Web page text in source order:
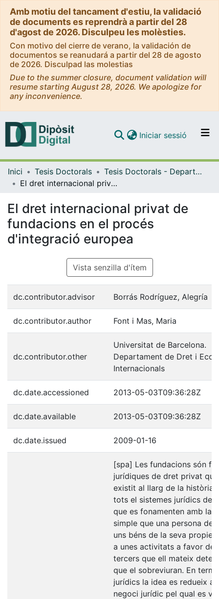
Amb motiu del tancament d'estiu, la validació
de documents es reprendrà a partir del 28
d'agost de 2026. Disculpeu les molèsties.
Con motivo del cierre de verano, la validación de
documentos se reanudará a partir del 28 de agosto
de 2026. Disculpad las molestias
Due to the summer closure, document validation will
resume starting August 28, 2026. We apologize for
any inconvenience.
Navega per tot el DD
Contacte
Iniciar sessió (current)
Inici Tesis Doctorals
Tesis Doctorals - Departament - Dret i Economia Internacionals
El dret internacional privat de fundacions en el procés d'integració europea
El dret internacional privat de
fundacions en el procés
d'integració europea
Vista senzilla d'ítem
dc.contributor.advisor Borrás Rodríguez, Alegría
dc.contributor.author Font i Mas, Maria
dc.contributor.other
Universitat de Barcelona.
Departament de Dret i
Internacionals
dc.date.accessioned 2013-05-03T09:36:28Z
dc.date.available 2013-05-03T09:36:28Z
dc.date.issued 2009-01-16
[spa] Les fundacions són
jurídiques de dret privat
existit al llarg de la història
tots el sistemes jurídics del
que es fonamenten amb la
simple que una persona
uns béns de la seva
a unes activitats a favor de
tercers que ell mateix
que el sobreviuran. En
jurídics la idea es redueix al
negoci jurídic pel qual es